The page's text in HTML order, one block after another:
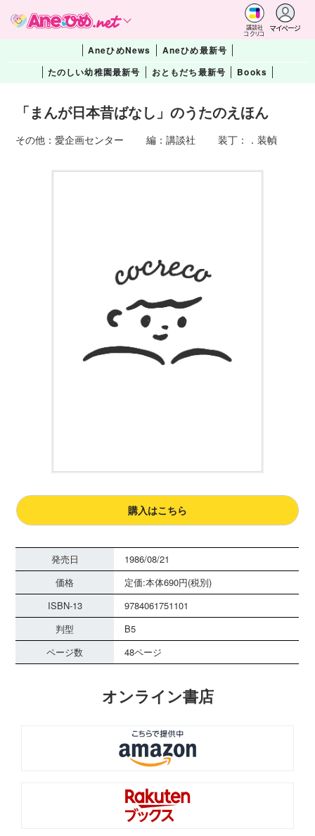
講談社
コクリコ
マイページ
AneひめNews
Aneひめ最新号
たのしい幼稚園最新号
おともだち最新号 Books
「まんが日本昔ばなし」のうたのえほん
その他：愛企画センター 編：講談社 装丁：．装幀
購入はこちら
発売日
1986/08/21
価格
定価:本体690円(税別)
ISBN-13
9784061751101
判型
B5
ページ数
48ページ
オンライン書店